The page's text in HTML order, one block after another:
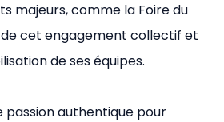
majeurs, comme la Foire du
cet engagement collectif et
de ses équipes.
passion authentique pour